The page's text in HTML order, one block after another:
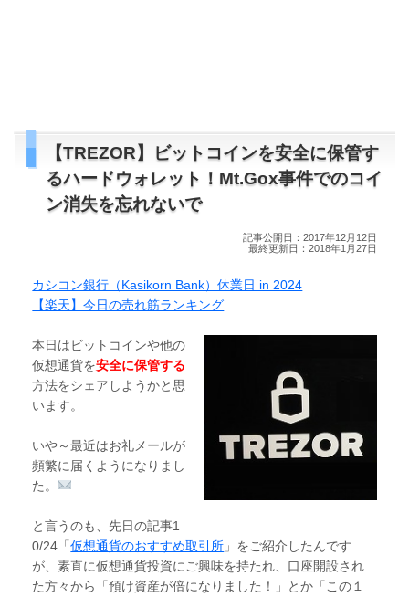
【TREZOR】ビットコインを安全に保管す
るハードウォレット！Mt.Gox事件でのコイ
ン消失を忘れないで
記事公開日：2017年12月12日
最終更新日：2018年1月27日
カシコン銀行（Kasikorn Bank）休業日 in 2024
【楽天】今日の売れ筋ランキング
本日はビットコインや他の
仮想通貨を安全に保管する
方法をシェアしようかと思
います。
いや～最近はお礼メールが
頻繁に届くようになりまし
た。
と言うのも、先日の記事1
0/24「仮想通貨のおすすめ取引所 」をご紹介したんです
が、素直に仮想通貨投資にご興味を持たれ、口座開設され
た方々から「預け資産が倍になりました！」とか「この１